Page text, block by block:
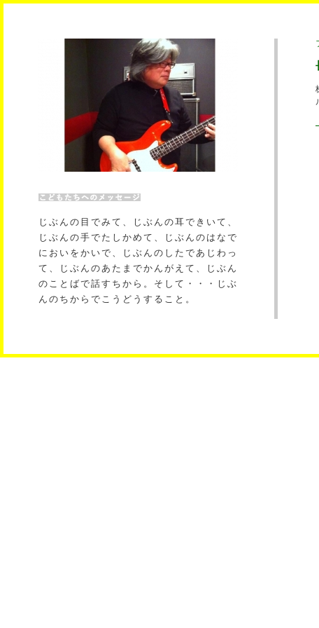
じぶんの目でみて、じぶんの耳できいて、
じぶんの手でたしかめて、じぶんのはなで
においをかいで、じぶんのしたであじわっ
て、じぶんのあたまでかんがえて、じぶん
のことばで話すちから。そして・・・じぶ
んのちからでこうどうすること。